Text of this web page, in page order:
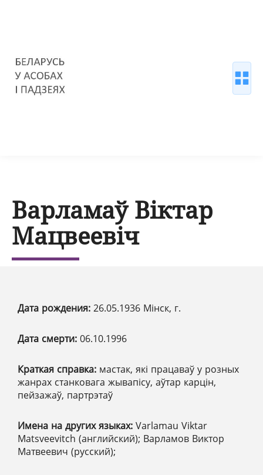
Варламаў Віктар
Мацвеевіч
Дата рождения: 26.05.1936 Мінск, г.
Дата смерти: 06.10.1996
Краткая справка: мастак, які працаваў у розных
жанрах станковага жывапісу, аўтар карцін,
пейзажаў, партрэтаў
Имена на других языках: Varlamau Viktar
Matsveevitch (английский); Варламов Виктор
Матвеевич (русский);